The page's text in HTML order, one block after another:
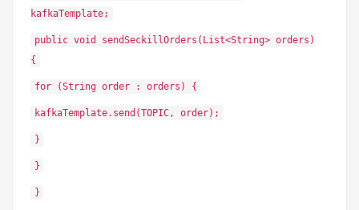
kafkaTemplate;
public void sendSeckillOrders(List<String> orders)
{
for (String order : orders) {
kafkaTemplate.send(TOPIC, order);
}
}
}